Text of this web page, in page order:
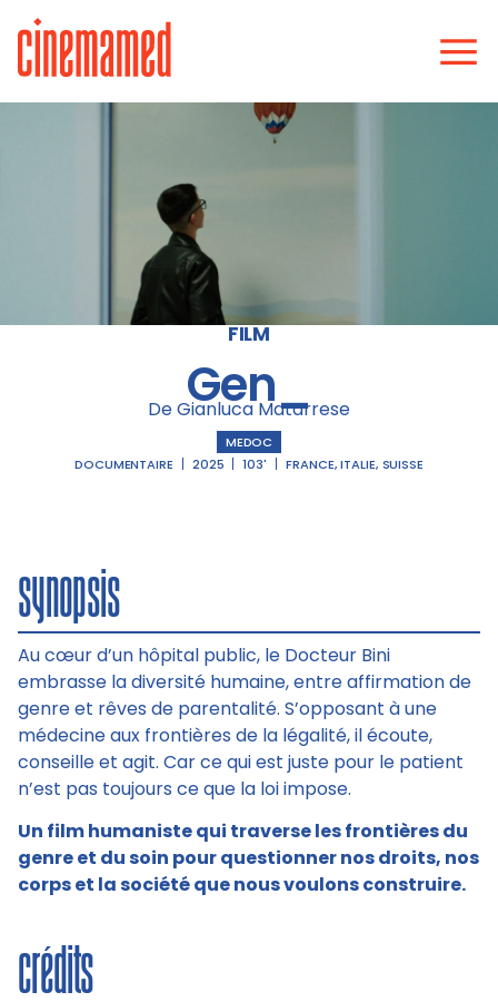
synopsis
crédits
Au cœur d’un hôpital public, le Docteur Bini
embrasse la diversité humaine, entre affirmation de
genre et rêves de parentalité. S’opposant à une
médecine aux frontières de la légalité, il écoute,
conseille et agit. Car ce qui est juste pour le patient
n’est pas toujours ce que la loi impose.
Un film humaniste qui traverse les frontières du
genre et du soin pour questionner nos droits, nos
corps et la société que nous voulons construire.
FILM
Gen_
De Gianluca Matarrese
MEDOC
DOCUMENTAIRE
2025 103' FRANCE,ITALIE, SUISSE